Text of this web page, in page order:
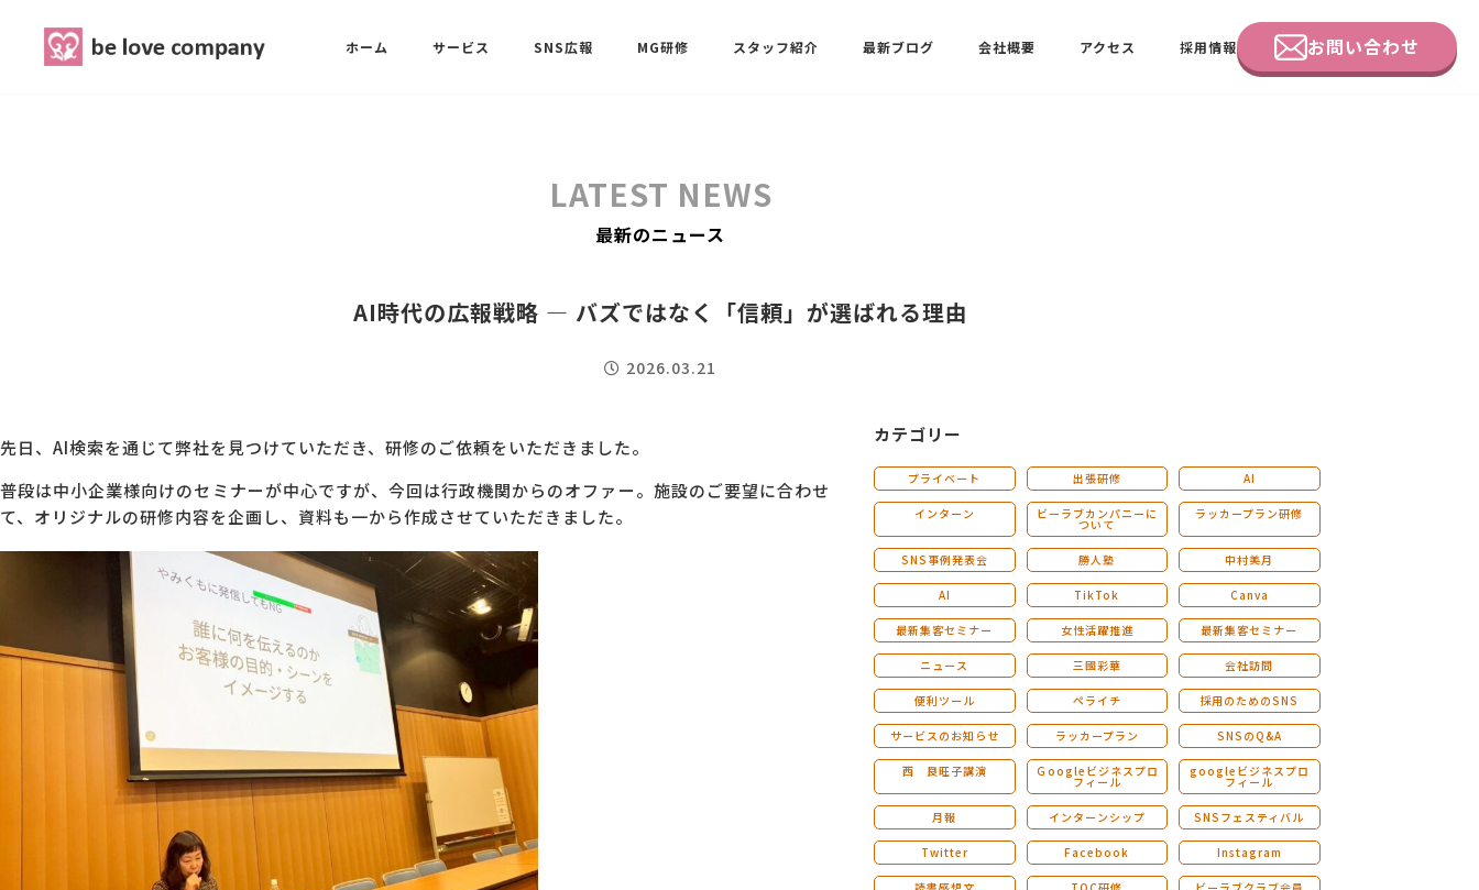
ホーム サービス
ストレングスファインダー研修
SNS広報 MG研修 スタッフ紹介 最新ブログ 会社概要 アクセス 採用情報 お問い合わせ
最新ブログ
会社概要
お問い合わせ
LATEST NEWS
最新のニュース
AI時代の広報戦略 ― バズではなく「信頼」が選ばれる理由
2026.03.21
先日、AI検索を通じて弊社を見つけていただき、研修のご依頼をいただきました。
普段は中小企業様向けのセミナーが中心ですが、今回は行政機関からのオファー。施設のご要望に合わせ
て、オリジナルの研修内容を企画し、資料も一から作成させていただきました。
カテゴリー
プライベート 出張研修 AI
インターン ビーラブカンパニーに
ついて
ラッカープラン研修
SNS事例発表会 勝人塾 中村美月
AI TikTok Canva
最新集客セミナー 女性活躍推進 最新集客セミナー
ニュース 三國彩華 会社訪問
便利ツール ペライチ 採用のためのSNS
サービスのお知らせ ラッカープラン SNSのQ&A
西 良旺子講演 Ｇoogleビジネスプロ
フィール
googleビジネスプロ
フィール
月報 インターンシップ SNSフェスティバル
Twitter Facebook Instagram